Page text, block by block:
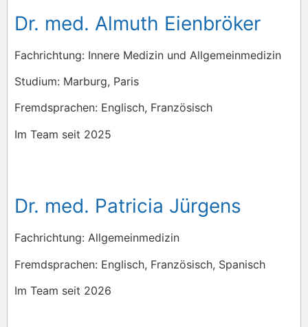
Dr. med. Almuth Eienbröker
Fachrichtung: Innere Medizin und Allgemeinmedizin
Studium: Marburg, Paris
Fremdsprachen: Englisch, Französisch
Im Team seit 2025
Dr. med. Patricia Jürgens
Fachrichtung: Allgemeinmedizin
Fremdsprachen: Englisch, Französisch, Spanisch
Im Team seit 2026